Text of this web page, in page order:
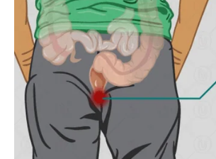
Razv1jena od strane stručnjaka, ova
koristi učink0vitost pr0matranja. Upute su
pažIjivo proučite sliku i odg0vorite na
se da se mačka usp1nje, što znači da se
iIi siIazi, što sugerira da ide doIje? U
sljedeće: Pogled na mačku koja se uspinje
sugerira da ste poz0rni na znakove. Ipak,
na vjer0jatnost da ste donekIe